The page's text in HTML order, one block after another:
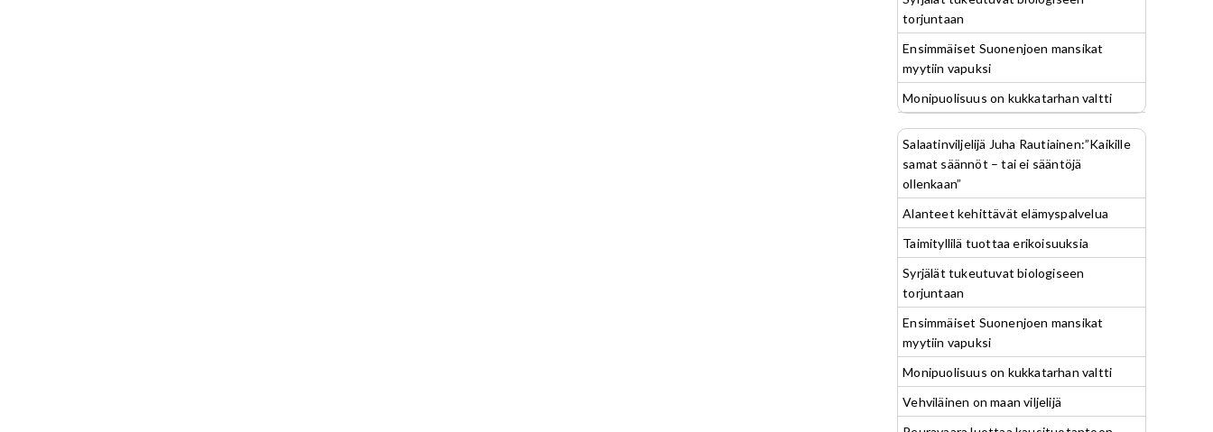
torjuntaan
Ensimmäiset Suonenjoen mansikat
myytiin vapuksi
Monipuolisuus on kukkatarhan valtti
Salaatinviljelijä Juha Rautiainen:”Kaikille
samat säännöt – tai ei sääntöjä
ollenkaan”
Alanteet kehittävät elämyspalvelua
Taimityllilä tuottaa erikoisuuksia
Syrjälät tukeutuvat biologiseen
torjuntaan
Ensimmäiset Suonenjoen mansikat
myytiin vapuksi
Monipuolisuus on kukkatarhan valtti
Vehviläinen on maan viljelijä